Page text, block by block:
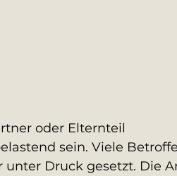
oder Elternteil
sein. Viele
Druck gesetzt. Die